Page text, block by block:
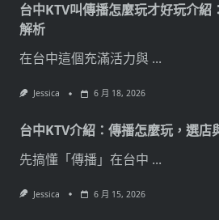
台中KTV叫傳播怎麼玩才好玩介紹
解析
在台中這個充滿活力與 ...
Jessica 6 月 18, 2026
台中KTV介紹：傳播怎麼玩，選店
先搞懂「傳播」在台中 ...
Jessica 6 月 15, 2026